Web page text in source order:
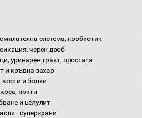
система, пробиотик
черен дроб
уринарен тракт, простата
и кръвна захар
кости и болки
нокти
и целулит
- суперхрани